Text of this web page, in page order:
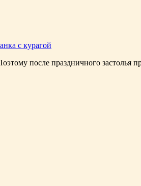
после праздничного застолья